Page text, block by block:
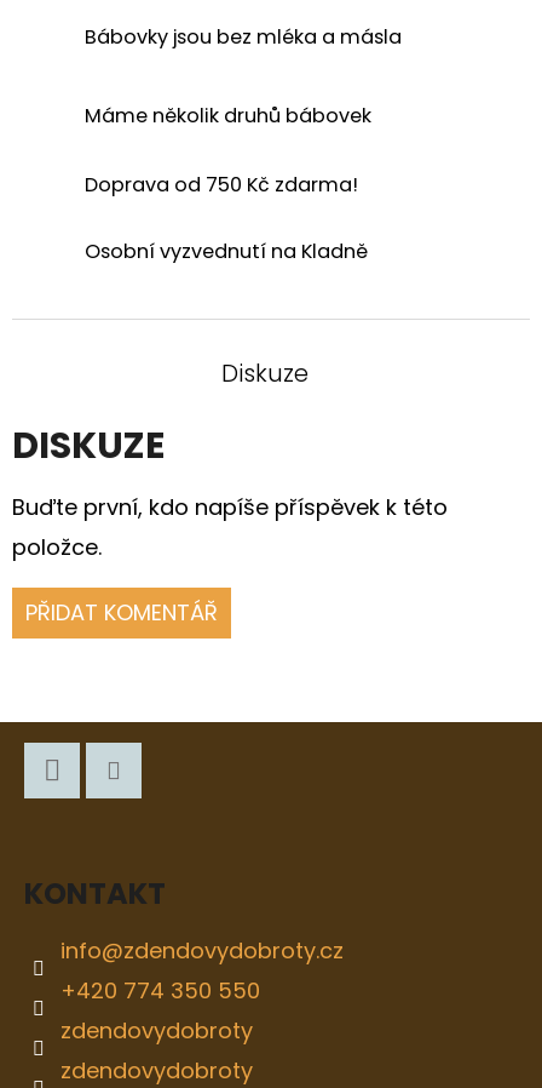
Bábovky jsou bez mléka a másla
Máme několik druhů bábovek
Doprava od 750 Kč zdarma!
Osobní vyzvednutí na Kladně
Diskuze
DISKUZE
Buďte první, kdo napíše příspěvek k této
položce.
PŘIDAT KOMENTÁŘ
KONTAKT
info@zdendovydobroty.cz
+420 774 350 550
zdendovydobroty
zdendovydobroty